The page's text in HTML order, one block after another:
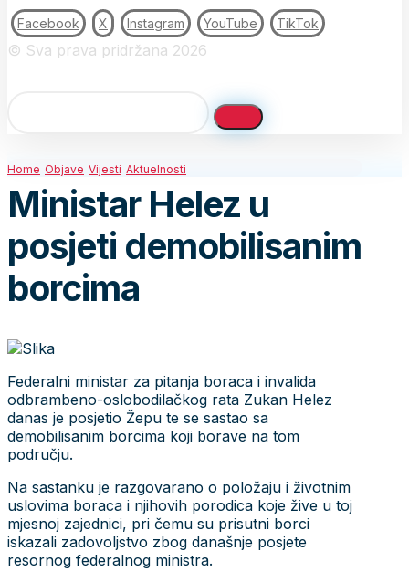
Facebook X Instagram YouTube TikTok
© Sva prava pridržana 2026
Home Objave Vijesti Aktuelnosti
Ministar Helez u
posjeti demobilisanim
borcima
Federalni ministar za pitanja boraca i invalida
odbrambeno-oslobodilačkog rata Zukan Helez
danas je posjetio Žepu te se sastao sa
demobilisanim borcima koji borave na tom
području.
Na sastanku je razgovarano o položaju i životnim
uslovima boraca i njihovih porodica koje žive u toj
mjesnoj zajednici, pri čemu su prisutni borci
iskazali zadovoljstvo zbog današnje posjete
resornog federalnog ministra.